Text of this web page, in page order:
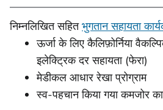
निम्नलिखित सहितभुगतान सहायता
ऊर्जा के लिए कैलिफ़ोर्निया
इलेक्ट्रिक दर सहायता (फेरा)
मेडीकल आधार रेखा प्रोग्राम
स्व-पहचान किया गया कमजोर